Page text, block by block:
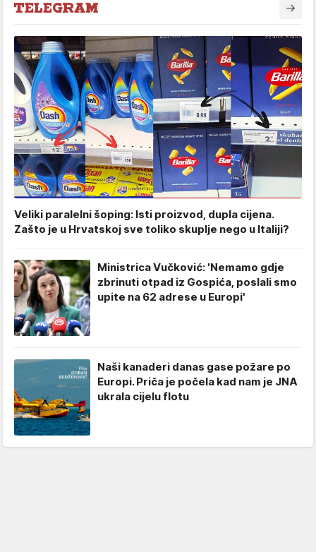
Veliki paralelni šoping: Isti proizvod, dupla cijena.
Zašto je u Hrvatskoj sve toliko skuplje nego u Italiji?
Ministrica Vučković: 'Nemamo gdje
zbrinuti otpad iz Gospića, poslali smo
upite na 62 adrese u Europi'
Naši kanaderi danas gase požare po
Europi. Priča je počela kad nam je JNA
ukrala cijelu flotu